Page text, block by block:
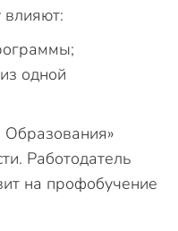
влияют:
одной
Образования»
Работодатель
на профобучение